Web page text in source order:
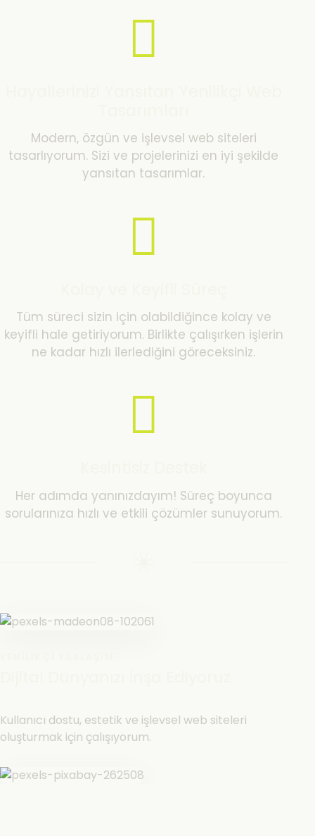
Modern, özgün ve işlevsel web siteleri
tasarlıyorum. Sizi ve projelerinizi en iyi şekilde
yansıtan tasarımlar.
Tüm süreci sizin için olabildiğince kolay ve
keyifli hale getiriyorum. Birlikte çalışırken işlerin
ne kadar hızlı ilerlediğini göreceksiniz.
Her adımda yanınızdayım! Süreç boyunca
sorularınıza hızlı ve etkili çözümler sunuyorum.
Kullanıcı dostu, estetik ve işlevsel web siteleri
oluşturmak için çalışıyorum.